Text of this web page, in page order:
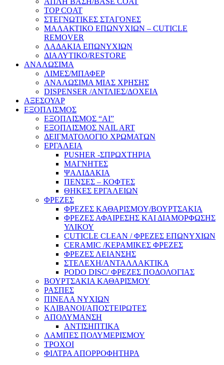
TOP COAT
ΣΤΕΓΝΩΤΙΚΕΣ ΣΤΑΓΟΝΕΣ
ΜΑΛΑΚΤΙΚΟ ΕΠΩΝΥΧΙΩΝ – CUTICLE
REMOVER
ΛΑΔΑΚΙΑ ΕΠΩΝΥΧΙΩΝ
ΔΙΑΛΥΤΙΚΟ/RESTORE
ΑΝΑΛΩΣΙΜΑ
ΛΙΜΕΣ/ΜΠΑΦΕΡ
ΑΝΑΛΩΣΙΜΑ ΜΙΑΣ ΧΡΗΣΗΣ
DISPENSER /ΑΝΤΛΙΕΣ/ΔΟΧΕΙΑ
ΑΞΕΣΟΥΑΡ
ΕΞΟΠΛΙΣΜΟΣ
ΕΞΟΠΛΙΣΜΟΣ “AI”
ΕΞΟΠΛΙΣΜΟΣ NAIL ART
ΔΕΙΓΜΑΤΟΛΟΓΙΟ ΧΡΩΜΑΤΩΝ
ΕΡΓΑΛΕΙΑ
PUSHER -ΣΠΡΩΧΤΗΡΙΑ
ΜΑΓΝΗΤΕΣ
ΨΑΛΙΔΑΚΙΑ
ΠΕΝΣΕΣ – ΚΟΦΤΕΣ
ΘΗΚΕΣ ΕΡΓΑΛΕΙΩΝ
ΦΡΕΖΕΣ
ΦΡΕΖΕΣ ΚΑΘΑΡΙΣΜΟΥ/ΒΟΥΡΤΣΑΚΙΑ
ΦΡΕΖΕΣ ΑΦΑΙΡΕΣΗΣ ΚΑΙ ΔΙΑΜΟΡΦΩΣΗΣ
ΥΛΙΚΟΥ
CUTICLE CLEAN / ΦΡΕΖΕΣ ΕΠΩΝΥΧΙΩΝ
CERAMIC /ΚΕΡΑΜΙΚΕΣ ΦΡΕΖΕΣ
ΦΡΕΖΕΣ ΛΕΙΑΝΣΗΣ
ΣΤΕΛΕΧΗ/ΑΝΤΑΛΛΑΚΤΙΚΑ
PODO DISC/ ΦΡΕΖΕΣ ΠΟΔΟΛΟΓΙΑΣ
ΒΟΥΡΤΣΑΚΙΑ ΚΑΘΑΡΙΣΜΟΥ
ΡΑΣΠΕΣ
ΠΙΝΕΛΑ ΝΥΧΙΩΝ
ΚΛΙΒΑΝΟΙ/ΑΠΟΣΤΕΙΡΩΤΕΣ
ΑΠΟΛΥΜΑΝΣΗ
ΑΝΤΙΣΗΠΤΙΚΑ
ΛΑΜΠΕΣ ΠΟΛΥΜΕΡΙΣΜΟΥ
ΤΡΟΧΟΙ
ΦΙΛΤΡΑ ΑΠΟΡΡΟΦΗΤΗΡΑ